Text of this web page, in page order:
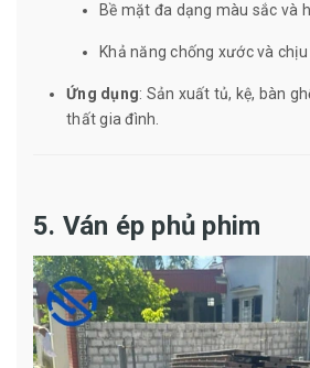
Bề mặt đa dạng màu sắc và
Khả năng chống xước và
Ứng dụng: Sản xuất tủ, kệ, bàn
thất gia đình.
5. Ván ép phủ phim